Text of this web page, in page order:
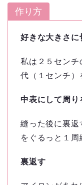
作り方
好きな大きさに
私は２５センチ
代（１センチ）
中表にして周り
縫った後に裏返
をぐるっと１周
裏返す